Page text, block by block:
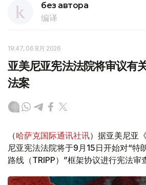
без автора
编译
19:47, 06 8月 2026
亚美尼亚宪法法院将审议有
法案
（哈萨克国际通讯社讯）据亚美尼亚
尼亚宪法法院将于9月15日开始对“特
路线（TRIPP）”框架协议进行宪法审